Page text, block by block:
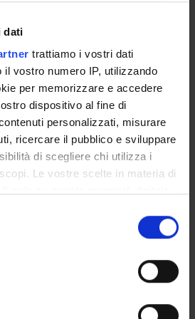
dati
trattiamo i vostri dati
il vostro numero IP, utilizzando
per memorizzare e accedere
dispositivo al fine di
personalizzati, misurare
ricercare il pubblico e sviluppare
di scegliere chi utilizza i
Le vostre scelte in materia di
proprio consenso in qualsiasi
sui cookie o facendo clic
sulla tua posizione
proposals